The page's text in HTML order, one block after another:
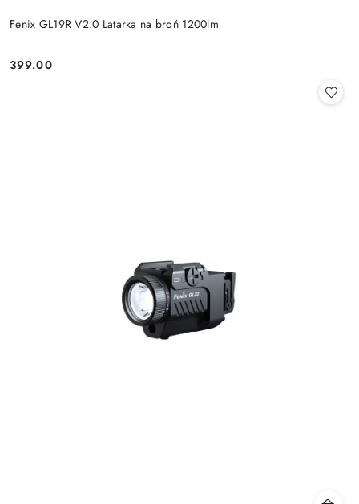
Fenix GL19R V2.0 Latarka na broń 1200lm
Cena:
399.00